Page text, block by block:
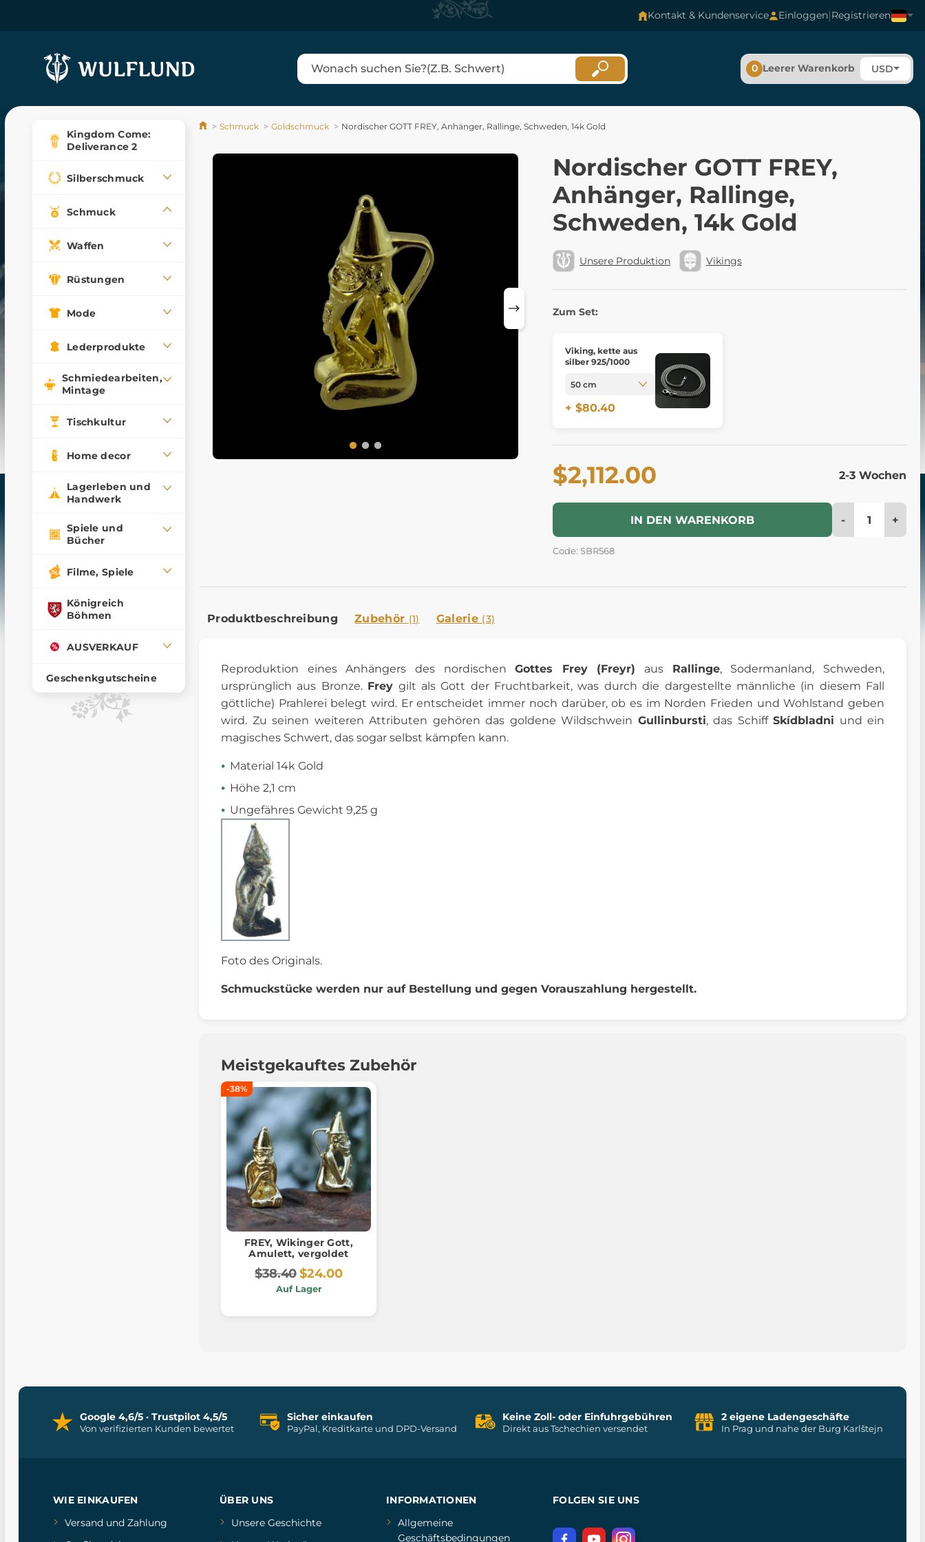
Kontakt & Kundenservice Einloggen|Registrieren
0 Leerer Warenkorb USD
Kingdom Come:
Deliverance 2
Silberschmuck
Schmuck
Waffen
Rüstungen
Mode
Lederprodukte
Schmiedearbeiten,
Mintage
Tischkultur
Home decor
Lagerleben und
Handwerk
Spiele und
Bücher
Filme, Spiele
Königreich
Böhmen
AUSVERKAUF
Geschenkgutscheine
Schmuck Goldschmuck Nordischer GOTT FREY, Anhänger, Rallinge, Schweden, 14k Gold
Nordischer GOTT FREY,
Anhänger, Rallinge,
Schweden, 14k Gold
Unsere Produktion Vikings
Zum Set:
Viking, kette aus
silber 925/1000
+ $80.40
$2,112.00 2-3 Wochen
IN DEN WARENKORB - +
Code: SBR568
Produktbeschreibung Zubehör (1) Galerie (3)
Reproduktion eines Anhängers des nordischenGottes Frey (Freyr) aus Rallinge, Sodermanland, Schweden,
ursprünglich aus Bronze. Frey gilt als Gott der Fruchtbarkeit, was durch die dargestellte männliche (in diesem Fall
göttliche) Prahlerei belegt wird. Er entscheidet immer noch darüber, ob es im Norden Frieden und Wohlstand geben
wird. Zu seinen weiteren Attributen gehören das goldene Wildschwein Gullinbursti, das Schiff Skídbladni und ein
magisches Schwert, das sogar selbst kämpfen kann.
Material 14k Gold
Höhe 2,1 cm
Ungefähres Gewicht 9,25 g
Foto des Originals.
Schmuckstücke werden nur auf Bestellung und gegen Vorauszahlung hergestellt.
Meistgekauftes Zubehör
-38%
FREY, Wikinger Gott,
Amulett, vergoldet
$38.40$24.00
Auf Lager
Google 4,6/5 · Trustpilot 4,5/5
Von verifizierten Kunden bewertet
Sicher einkaufen
PayPal, Kreditkarte und DPD-Versand
Keine Zoll- oder Einfuhrgebühren
Direkt aus Tschechien versendet
2 eigene Ladengeschäfte
In Prag und nahe der Burg Karlštejn
WIE EINKAUFEN
Versand und Zahlung
ÜBER UNS
Unsere Geschichte
INFORMATIONEN
Allgemeine
Geschäftsbedingungen
FOLGEN SIE UNS